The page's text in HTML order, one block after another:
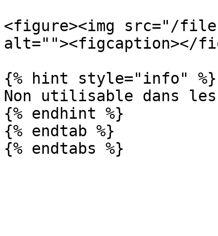
<figure><img src="/files/
alt=""><figcaption></
{% hint style="info" %}
Non utilisable dans les
{% endhint %}
{% endtab %}